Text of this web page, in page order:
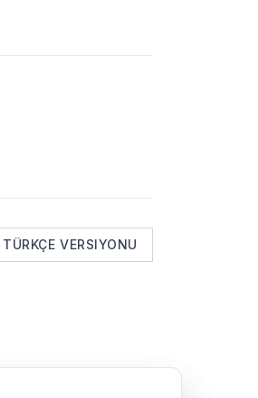
TÜRKÇE VERSIYONU